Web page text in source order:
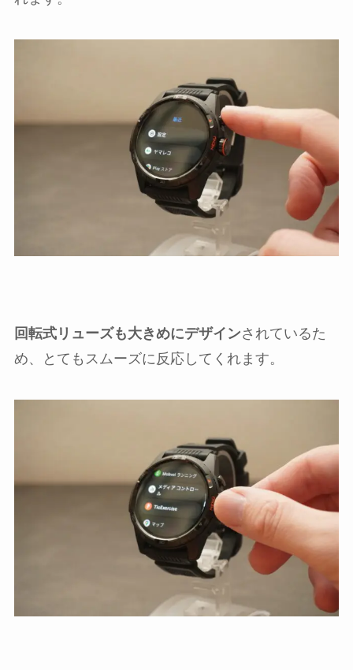
回転式リューズも大きめにデザインされているた
め、とてもスムーズに反応してくれます。